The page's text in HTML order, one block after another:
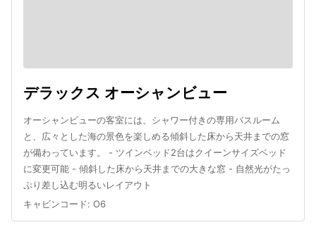
デラックス オーシャンビュー
オーシャンビューの客室には、シャワー付きの専用バスルーム
と、広々とした海の景色を楽しめる傾斜した床から天井までの窓
が備わっています。 - ツインベッド2台はクイーンサイズベッド
に変更可能 - 傾斜した床から天井までの大きな窓 - 自然光がたっ
ぷり差し込む明るいレイアウト
キャビンコード: O6